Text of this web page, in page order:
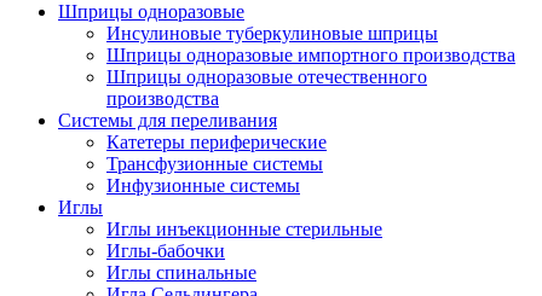
Шприцы одноразовые
Инсулиновые туберкулиновые шприцы
Шприцы одноразовые импортного производства
Шприцы одноразовые отечественного
производства
Системы для переливания
Катетеры периферические
Трансфузионные системы
Инфузионные системы
Иглы
Иглы инъекционные стерильные
Иглы-бабочки
Иглы спинальные